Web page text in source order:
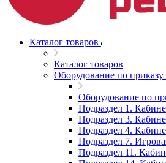
Каталог товаров
Каталог товаров
Оборудование по приказу
Оборудование по
Подраздел 1.
Подраздел 3.
Подраздел 4.
Подраздел 7.
Подраздел 11.